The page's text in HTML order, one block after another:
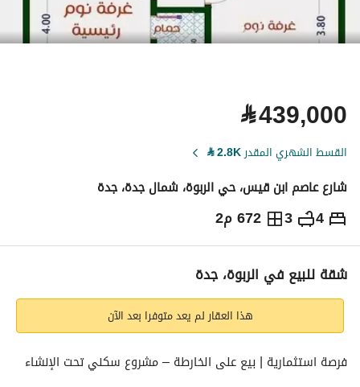
⃁439,000
القسط الشهري المقدر2.8K
⃁
شارع عاصم ابن قيس، حي الربوة، شمال جدة، جدة
4
3 672 م2 ⃁
439,000
التفاصيل معلومات ترخيص الإعلانشقة للبيع في الربوة، جدة
هذا العقار لم يعد متوفرا بعد الآن
فرصة استثمارية | بيع على الخارطة – مشروع سكني تحت الإنشاء